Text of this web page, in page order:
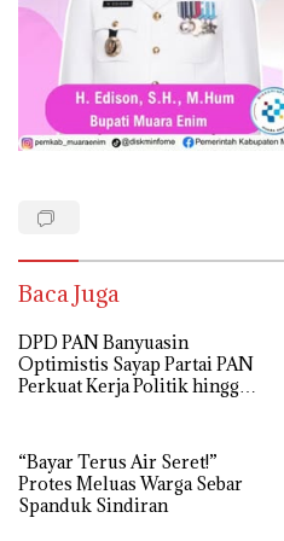
Baca Juga
DPD PAN Banyuasin
Optimistis Sayap Partai PAN
Perkuat Kerja Politik hingga
“Bayar Terus Air Seret!”
Protes Meluas Warga Sebar
Spanduk Sindiran